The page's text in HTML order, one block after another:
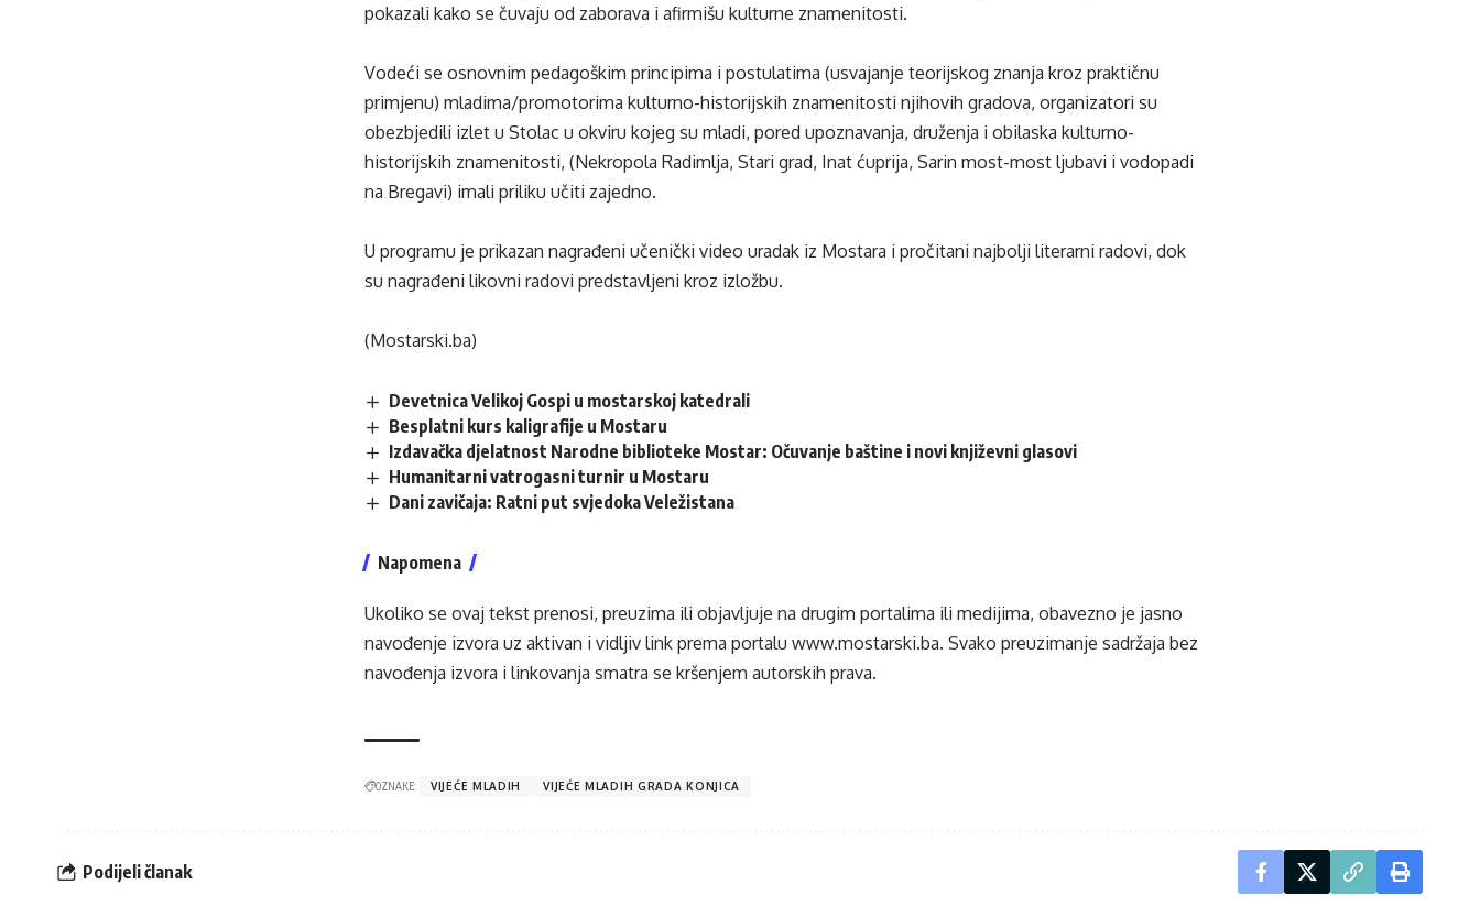
pokazali kako se čuvaju od zaborava i afirmišu kulturne znamenitosti.
Vodeći se osnovnim pedagoškim principima i postulatima (usvajanje teorijskog znanja kroz praktičnu
primjenu) mladima/promotorima kulturno-historijskih znamenitosti njihovih gradova, organizatori su
obezbjedili izlet u Stolac u okviru kojeg su mladi, pored upoznavanja, druženja i obilaska kulturno-
historijskih znamenitosti, (Nekropola Radimlja, Stari grad, Inat ćuprija, Sarin most-most ljubavi i vodopadi
na Bregavi) imali priliku učiti zajedno.
U programu je prikazan nagrađeni učenički video uradak iz Mostara i pročitani najbolji literarni radovi, dok
su nagrađeni likovni radovi predstavljeni kroz izložbu.
(Mostarski.ba)
Devetnica Velikoj Gospi u mostarskoj katedrali
Besplatni kurs kaligrafije u Mostaru
Izdavačka djelatnost Narodne biblioteke Mostar: Očuvanje baštine i novi književni glasovi
Humanitarni vatrogasni turnir u Mostaru
Dani zavičaja: Ratni put svjedoka Veležistana
Napomena
Ukoliko se ovaj tekst prenosi, preuzima ili objavljuje na drugim portalima ili medijima, obavezno je jasno
navođenje izvora uz aktivan i vidljiv link prema portalu www.mostarski.ba. Svako preuzimanje sadržaja bez
navođenja izvora i linkovanja smatra se kršenjem autorskih prava.
OZNAKE: VIJEĆE MLADIH VIJEĆE MLADIH GRADA KONJICA
Podijeli članak